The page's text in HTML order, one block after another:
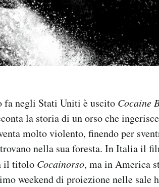
fa negli Stati Uniti è uscito Cocaine
la storia di un orso che
molto violento, finendo per
nella sua foresta. In Italia il
il titolo Cocainorso, ma in America
weekend di proiezione nelle